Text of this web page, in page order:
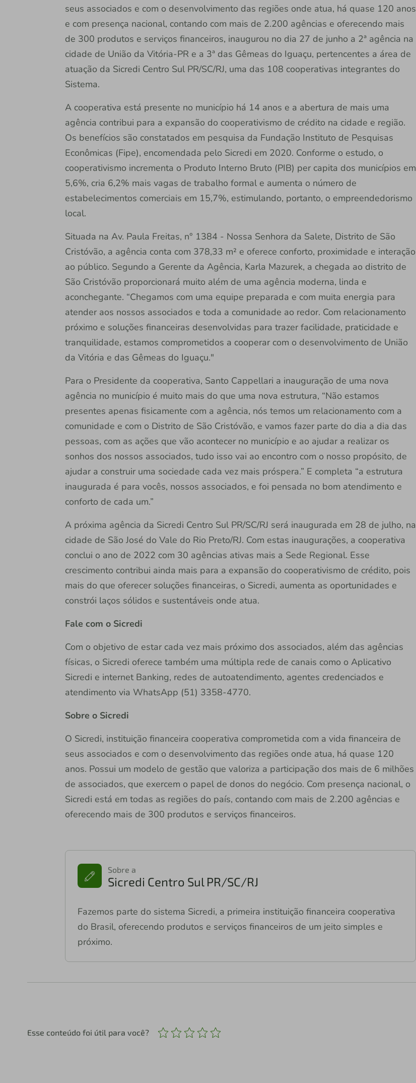
seus associados e com o desenvolvimento das regiões onde atua, há quase 120 anos
e com presença nacional, contando com mais de 2.200 agências e oferecendo mais
de 300 produtos e serviços financeiros, inaugurou no dia 27 de junho a 2ª agência na
cidade de União da Vitória-PR e a 3ª das Gêmeas do Iguaçu, pertencentes a área de
atuação da Sicredi Centro Sul PR/SC/RJ, uma das 108 cooperativas integrantes do
Sistema.
A cooperativa está presente no município há 14 anos e a abertura de mais uma
agência contribui para a expansão do cooperativismo de crédito na cidade e região.
Os benefícios são constatados em pesquisa da Fundação Instituto de Pesquisas
Econômicas (Fipe), encomendada pelo Sicredi em 2020. Conforme o estudo, o
cooperativismo incrementa o Produto Interno Bruto (PIB) per capita dos municípios em
5,6%, cria 6,2% mais vagas de trabalho formal e aumenta o número de
estabelecimentos comerciais em 15,7%, estimulando, portanto, o empreendedorismo
local.
Situada na Av. Paula Freitas, n° 1384 - Nossa Senhora da Salete, Distrito de São
Cristóvão, a agência conta com 378,33 m² e oferece conforto, proximidade e interação
ao público. Segundo a Gerente da Agência, Karla Mazurek, a chegada ao distrito de
São Cristóvão proporcionará muito além de uma agência moderna, linda e
aconchegante. “Chegamos com uma equipe preparada e com muita energia para
atender aos nossos associados e toda a comunidade ao redor. Com relacionamento
próximo e soluções financeiras desenvolvidas para trazer facilidade, praticidade e
tranquilidade, estamos comprometidos a cooperar com o desenvolvimento de União
da Vitória e das Gêmeas do Iguaçu."
Para o Presidente da cooperativa, Santo Cappellari a inauguração de uma nova
agência no município é muito mais do que uma nova estrutura, “Não estamos
presentes apenas fisicamente com a agência, nós temos um relacionamento com a
comunidade e com o Distrito de São Cristóvão, e vamos fazer parte do dia a dia das
pessoas, com as ações que vão acontecer no município e ao ajudar a realizar os
sonhos dos nossos associados, tudo isso vai ao encontro com o nosso propósito, de
ajudar a construir uma sociedade cada vez mais próspera.” E completa “a estrutura
inaugurada é para vocês, nossos associados, e foi pensada no bom atendimento e
conforto de cada um.”
A próxima agência da Sicredi Centro Sul PR/SC/RJ será inaugurada em 28 de julho, na
cidade de São José do Vale do Rio Preto/RJ. Com estas inaugurações, a cooperativa
conclui o ano de 2022 com 30 agências ativas mais a Sede Regional. Esse
crescimento contribui ainda mais para a expansão do cooperativismo de crédito, pois
mais do que oferecer soluções financeiras, o Sicredi, aumenta as oportunidades e
constrói laços sólidos e sustentáveis onde atua.
Fale com o Sicredi
Com o objetivo de estar cada vez mais próximo dos associados, além das agências
físicas, o Sicredi oferece também uma múltipla rede de canais como o Aplicativo
Sicredi e internet Banking, redes de autoatendimento, agentes credenciados e
atendimento via WhatsApp (51) 3358-4770.
Sobre o Sicredi
O Sicredi, instituição financeira cooperativa comprometida com a vida financeira de
seus associados e com o desenvolvimento das regiões onde atua, há quase 120
anos. Possui um modelo de gestão que valoriza a participação dos mais de 6 milhões
de associados, que exercem o papel de donos do negócio. Com presença nacional, o
Sicredi está em todas as regiões do país, contando com mais de 2.200 agências e
oferecendo mais de 300 produtos e serviços financeiros.
Sobre a
Sicredi Centro Sul PR/SC/RJ
Fazemos parte do sistema Sicredi, a primeira instituição financeira cooperativa
do Brasil, oferecendo produtos e serviços financeiros de um jeito simples e
próximo.
Esse conteúdo foi útil para você?